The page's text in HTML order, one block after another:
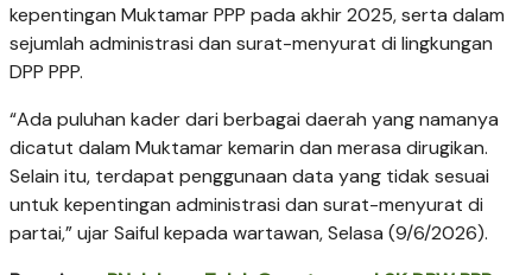
kepentingan Muktamar PPP pada akhir 2025, serta dalam
sejumlah administrasi dan surat-menyurat di lingkungan
DPP PPP.
“Ada puluhan kader dari berbagai daerah yang namanya
dicatut dalam Muktamar kemarin dan merasa dirugikan.
Selain itu, terdapat penggunaan data yang tidak sesuai
untuk kepentingan administrasi dan surat-menyurat di
partai,” ujar Saiful kepada wartawan, Selasa (9/6/2026).